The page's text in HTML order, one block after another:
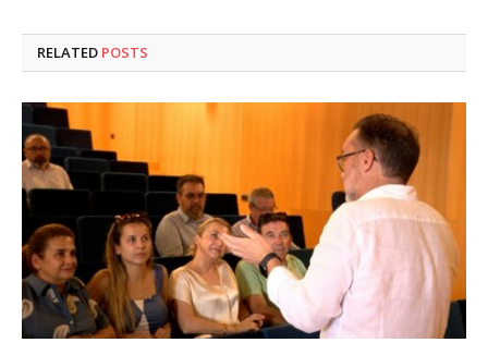
RELATED POSTS